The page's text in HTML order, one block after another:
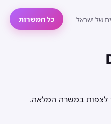
של ישראל כל המשרות
לצפות במשרה המלאה.